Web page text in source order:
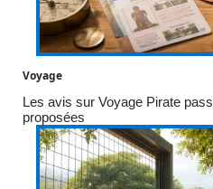
Voyage
Les avis sur Voyage Pirate
proposées